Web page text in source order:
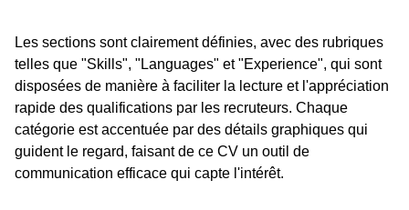
Les sections sont clairement définies, avec des rubriques
telles que "Skills", "Languages" et "Experience", qui sont
disposées de manière à faciliter la lecture et l'appréciation
rapide des qualifications par les recruteurs. Chaque
catégorie est accentuée par des détails graphiques qui
guident le regard, faisant de ce CV un outil de
communication efficace qui capte l'intérêt.